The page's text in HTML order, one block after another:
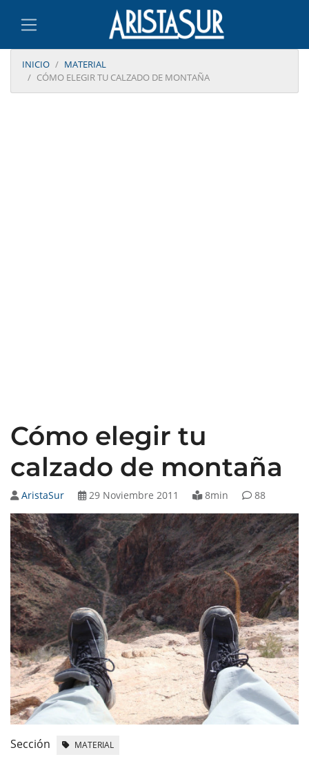
INICIO
MATERIAL
CÓMO ELEGIR TU CALZADO DE MONTAÑA
Cómo elegir tu
calzado de montaña
AristaSur 29 Noviembre 2011 8min 88
Sección MATERIAL